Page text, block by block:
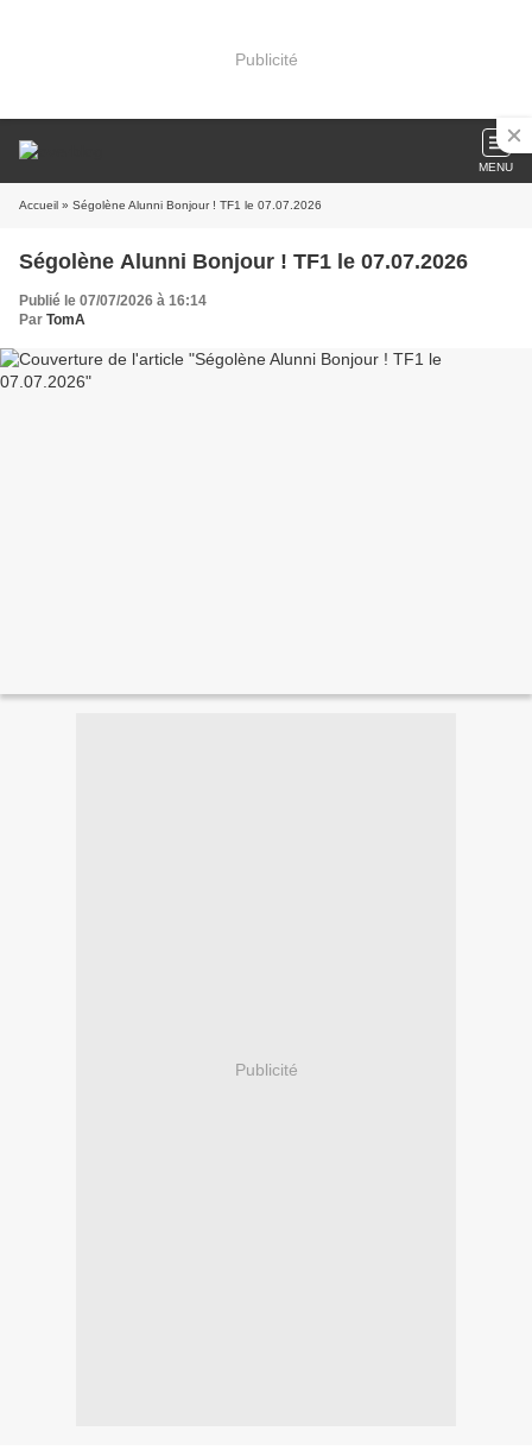
Publicité
MENU
Accueil » Ségolène Alunni Bonjour ! TF1 le 07.07.2026
Ségolène Alunni Bonjour ! TF1 le 07.07.2026
Publié le 07/07/2026 à 16:14
Par TomA
Publicité